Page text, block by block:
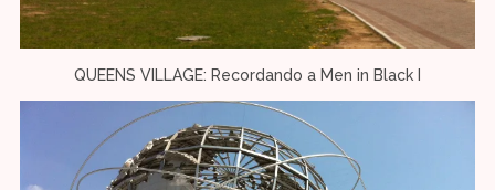
QUEENS VILLAGE: Recordando a Men in Black I